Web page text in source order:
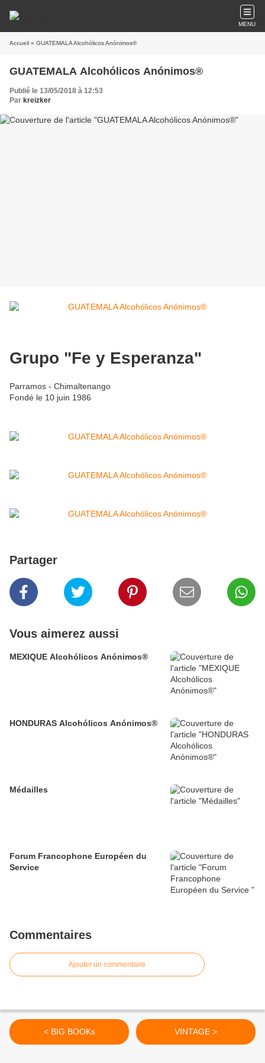
MENU
Accueil » GUATEMALA Alcohólicos Anónimos®
GUATEMALA Alcohólicos Anónimos®
Publié le 13/05/2018 à 12:53
Par kreizker
Grupo "Fe y Esperanza"
Parramos - Chimaltenango
Fondé le 10 juin 1986
Partager
Vous aimerez aussi
MEXIQUE Alcohólicos Anónimos®
HONDURAS Alcohólicos Anónimos®
Médailles
Forum Francophone Européen du
Service
Commentaires
Ajouter un commentaire
< BIG BOOKs VINTAGE >